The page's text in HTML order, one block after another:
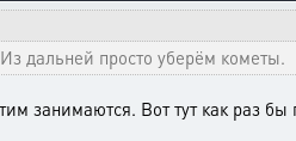
дальней просто уберём кометы.
занимаются. Вот тут как раз